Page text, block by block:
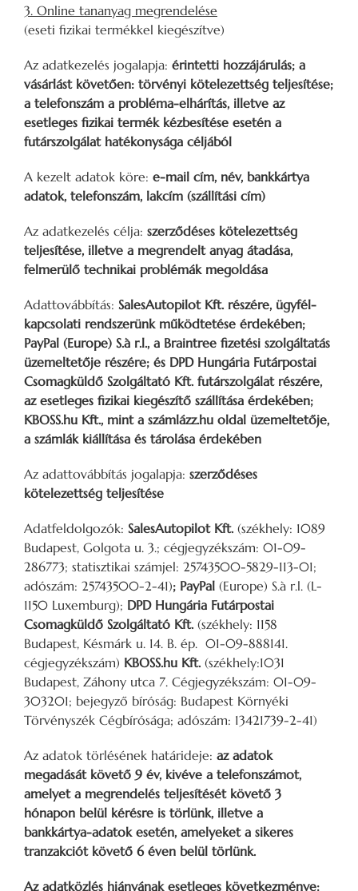
3. Online tananyag megrendelése
(eseti fizikai termékkel kiegészítve)
Az adatkezelés jogalapja: érintetti hozzájárulás; a
vásárlást követően: törvényi kötelezettség teljesítése;
a telefonszám a probléma-elhárítás, illetve az
esetleges fizikai termék kézbesítése esetén a
futárszolgálat hatékonysága céljából
A kezelt adatok köre: e-mail cím, név, bankkártya
adatok, telefonszám, lakcím (szállítási cím)
Az adatkezelés célja: szerződéses kötelezettség
teljesítése, illetve a megrendelt anyag átadása,
felmerülő technikai problémák megoldása
Adattovábbítás: SalesAutopilot Kft. részére, ügyfél-
kapcsolati rendszerünk működtetése érdekében;
PayPal (Europe) S.à r.l., a Braintree fizetési szolgáltatás
üzemeltetője részére; és DPD Hungária Futárpostai
Csomagküldő Szolgáltató Kft. futárszolgálat részére,
az esetleges fizikai kiegészítő szállítása érdekében;
KBOSS.hu Kft., mint a számlázz.hu oldal üzemeltetője,
a számlák kiállítása és tárolása érdekében
Az adattovábbítás jogalapja: szerződéses
kötelezettség teljesítése
Adatfeldolgozók: SalesAutopilot Kft. (székhely: 1089
Budapest, Golgota u. 3.; cégjegyzékszám: 01-09-
286773; statisztikai számjel: 25743500-5829-113-01;
adószám: 25743500-2-41); PayPal (Europe) S.à r.l. (L-
1150 Luxemburg); DPD Hungária Futárpostai
Csomagküldő Szolgáltató Kft. (székhely: 1158
Budapest, Késmárk u. 14. B. ép. 01-09-888141.
cégjegyzékszám) KBOSS.hu Kft. (székhely:1031
Budapest, Záhony utca 7. Cégjegyzékszám: 01-09-
303201; bejegyző bíróság: Budapest Környéki
Törvényszék Cégbírósága; adószám: 13421739-2-41)
Az adatok törlésének határideje: az adatok
megadását követő 9 év, kivéve a telefonszámot,
amelyet a megrendelés teljesítését követő 3
hónapon belül kérésre is törlünk, illetve a
bankkártya-adatok esetén, amelyeket a sikeres
tranzakciót követő 6 éven belül törlünk.
Az adatközlés hiányának esetleges következménye: